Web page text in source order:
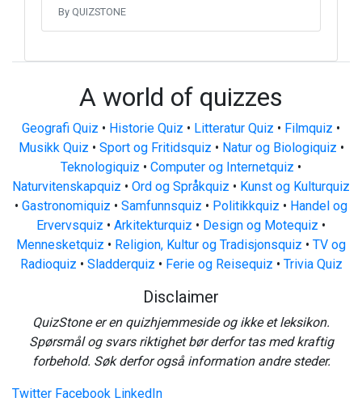
By QUIZSTONE
A world of quizzes
Geografi Quiz • Historie Quiz • Litteratur Quiz • Filmquiz •
Musikk Quiz • Sport og Fritidsquiz • Natur og Biologiquiz •
Teknologiquiz • Computer og Internetquiz •
Naturvitenskapquiz • Ord og Språkquiz • Kunst og Kulturquiz
• Gastronomiquiz • Samfunnsquiz • Politikkquiz • Handel og
Ervervsquiz • Arkitekturquiz • Design og Motequiz •
Mennesketquiz • Religion, Kultur og Tradisjonsquiz • TV og
Radioquiz • Sladderquiz • Ferie og Reisequiz • Trivia Quiz
Disclaimer
QuizStone er en quizhjemmeside og ikke et leksikon.
Spørsmål og svars riktighet bør derfor tas med kraftig
forbehold. Søk derfor også information andre steder.
Twitter Facebook LinkedIn